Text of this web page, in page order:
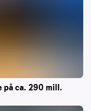
på ca. 290 mill.